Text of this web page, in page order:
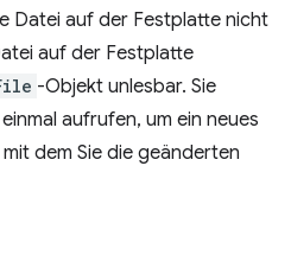
Datei auf der Festplatte nicht
auf der Festplatte
-Objekt unlesbar. Sie
aufrufen, um ein neues
dem Sie die geänderten